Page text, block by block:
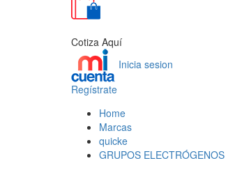
Cotiza Aquí
Inicia sesion
Regístrate
Home
Marcas
quicke
GRUPOS ELECTRÓGENOS